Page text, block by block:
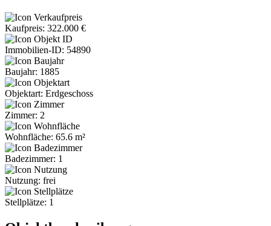
Kaufpreis: 322.000 €
Immobilien-ID: 54890
Baujahr: 1885
Objektart: Erdgeschoss
Zimmer: 2
Wohnfläche: 65.6 m²
Badezimmer: 1
Nutzung: frei
Stellplätze: 1